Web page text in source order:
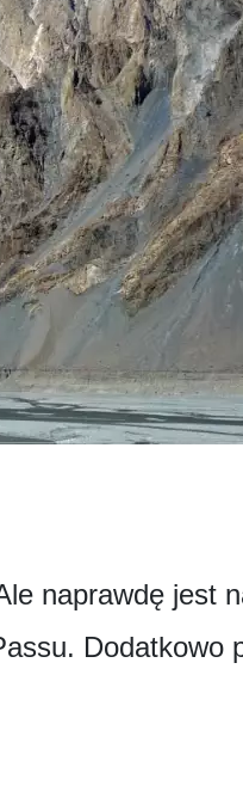
naprawdę jest
Dodatkowo